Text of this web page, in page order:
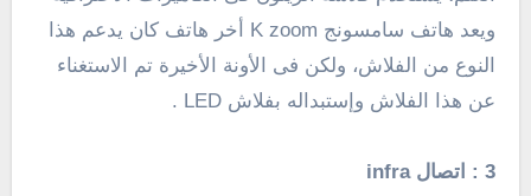
ويعد هاتف سامسونج K zoom أخر هاتف كان يدعم هذا
النوع من الفلاش، ولكن فى الأونة الأخيرة تم الاستغناء
عن هذا الفلاش وإستبداله بفلاش LED .
3 : اتصال infra